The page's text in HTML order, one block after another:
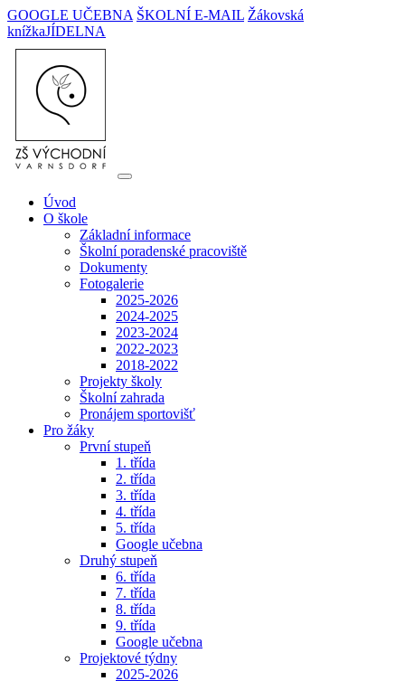
GOOGLE UČEBNA ŠKOLNÍ E-MAIL Žákovská
knížkaJÍDELNA
Úvod
O škole
Základní informace
Školní poradenské pracoviště
Dokumenty
Fotogalerie
2025-2026
2024-2025
2023-2024
2022-2023
2018-2022
Projekty školy
Školní zahrada
Pronájem sportovišť
Pro žáky
První stupeň
1. třída
2. třída
3. třída
4. třída
5. třída
Google učebna
Druhý stupeň
6. třída
7. třída
8. třída
9. třída
Google učebna
Projektové týdny
2025-2026